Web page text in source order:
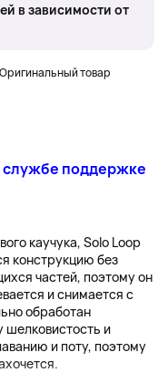
в зависимости от
Оригинальный товар
службе поддержке
каучука, Solo Loop
конструкцию без
частей, поэтому он
и снимается с
обработан
и
и поту, поэтому